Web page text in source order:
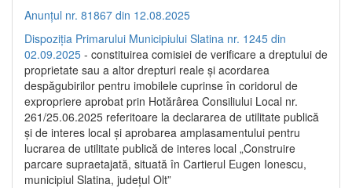
Anunțul nr. 81867 din 12.08.2025
Dispoziția Primarului Municipiului Slatina nr. 1245 din
02.09.2025 - constituirea comisiei de verificare a dreptului de
proprietate sau a altor drepturi reale și acordarea
despăgubirilor pentru imobilele cuprinse în coridorul de
expropriere aprobat prin Hotărârea Consiliului Local nr.
261/25.06.2025 referitoare la declararea de utilitate publică
și de interes local și aprobarea amplasamentului pentru
lucrarea de utilitate publică de interes local „Construire
parcare supraetajată, situată în Cartierul Eugen Ionescu,
municipiul Slatina, județul Olt”